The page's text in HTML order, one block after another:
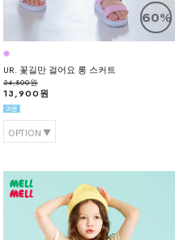
60%
UR. 꽃길만 걸어요 롱 스커트
34,800원
13,900원
OPTION